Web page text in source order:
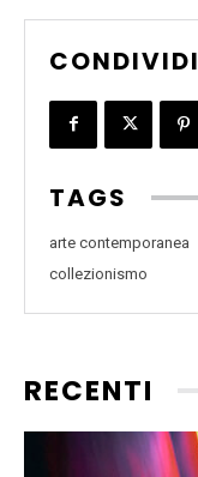
CONDIVIDI
TAGS
arte contemporanea
collezionismo
RECENTI